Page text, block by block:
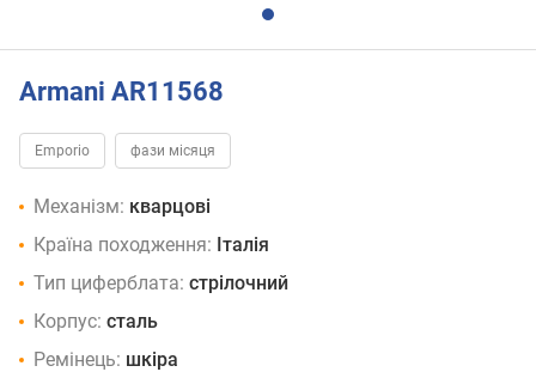
Armani AR11568
Emporio фази місяця
Механізм: кварцові
Країна походження: Італія
Тип циферблата: стрілочний
Корпус: сталь
Ремінець: шкіра